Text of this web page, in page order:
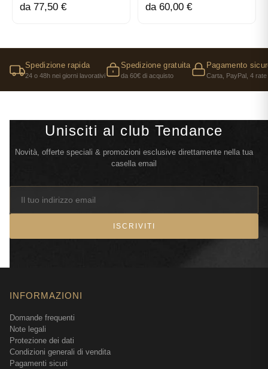
da 77,50 € da 60,00 €
Spedizione rapida
24 o 48h nei giorni lavorativi
Spedizione gratuita
da 60€ di acquisto
Pagamento
Carta, PayPal, 4
Unisciti al club Tendance
Novità, offerte speciali & promozioni esclusive direttamente nella tua
casella email
ISCRIVITI
INFORMAZIONI
Domande frequenti
Note legali
Protezione dei dati
Condizioni generali di vendita
Pagamenti sicuri